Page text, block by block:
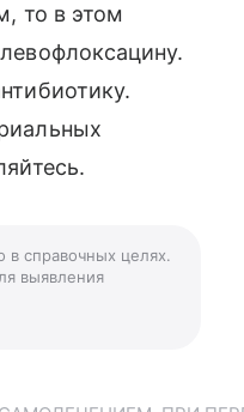
то в этом
в справочных целях.
выявления